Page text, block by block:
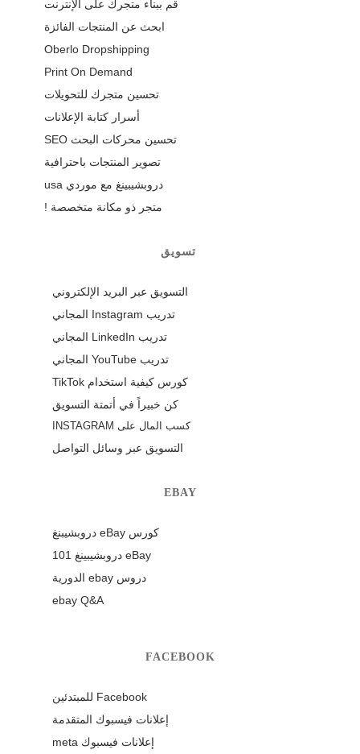
قم ببناء متجرك على الإنترنت
ابحث عن المنتجات الفائزة
Oberlo Dropshipping
Print On Demand
تحسين متجرك للتحويلات
أسرار كتابة الإعلانات
تحسين محركات البحث SEO
تصوير المنتجات باحترافية
دروبشيبينغ مع موردي usa
متجر ذو مكانة متخصصة !
تسويق
التسويق عبر البريد الإلكتروني
تدريب Instagram المجاني
تدريب LinkedIn المجاني
تدريب YouTube المجاني
كورس كيفية استخدام TikTok
كن خبيراً في أتمتة التسويق
كسب المال على INSTAGRAM
التسويق عبر وسائل التواصل
EBAY
كورس eBay دروبشيبنغ
eBay دروبشيبينغ 101
دروس ebay الدورية
ebay Q&A
FACEBOOK
Facebook للمبتدئين
إعلانات فيسبوك المتقدمة
إعلانات فيسبوك meta